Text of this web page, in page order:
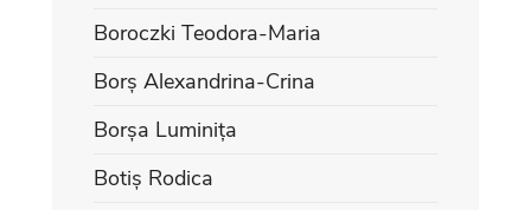
Boroczki Teodora-Maria
Borș Alexandrina-Crina
Borșa Luminița
Botiș Rodica